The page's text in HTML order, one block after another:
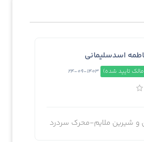
اسدسليمانى
تایید شده) 1403-09-24
و شيرين ملايم-محرك سردرد